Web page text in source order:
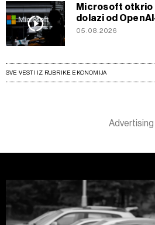
Microsoft otkrio
dolazi od
05.08.2026
SVE VESTI IZ RUBRIKE EKONOMIJA